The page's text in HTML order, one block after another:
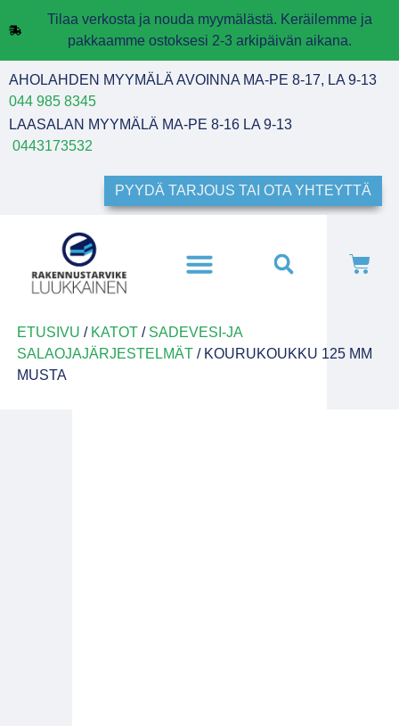
Tilaa verkosta ja nouda myymälästä. Keräilemme ja
pakkaamme ostoksesi 2-3 arkipäivän aikana.
AHOLAHDEN MYYMÄLÄ AVOINNA MA-PE 8-17, LA 9-13
044 985 8345
LAASALAN MYYMÄLÄ MA-PE 8-16 LA 9-13
0443173532
PYYDÄ TARJOUS TAI OTA YHTEYTTÄ
ETUSIVU / KATOT/ SADEVESI-JA
SALAOJAJÄRJESTELMÄT/ KOURUKOUKKU 125 MM
MUSTA